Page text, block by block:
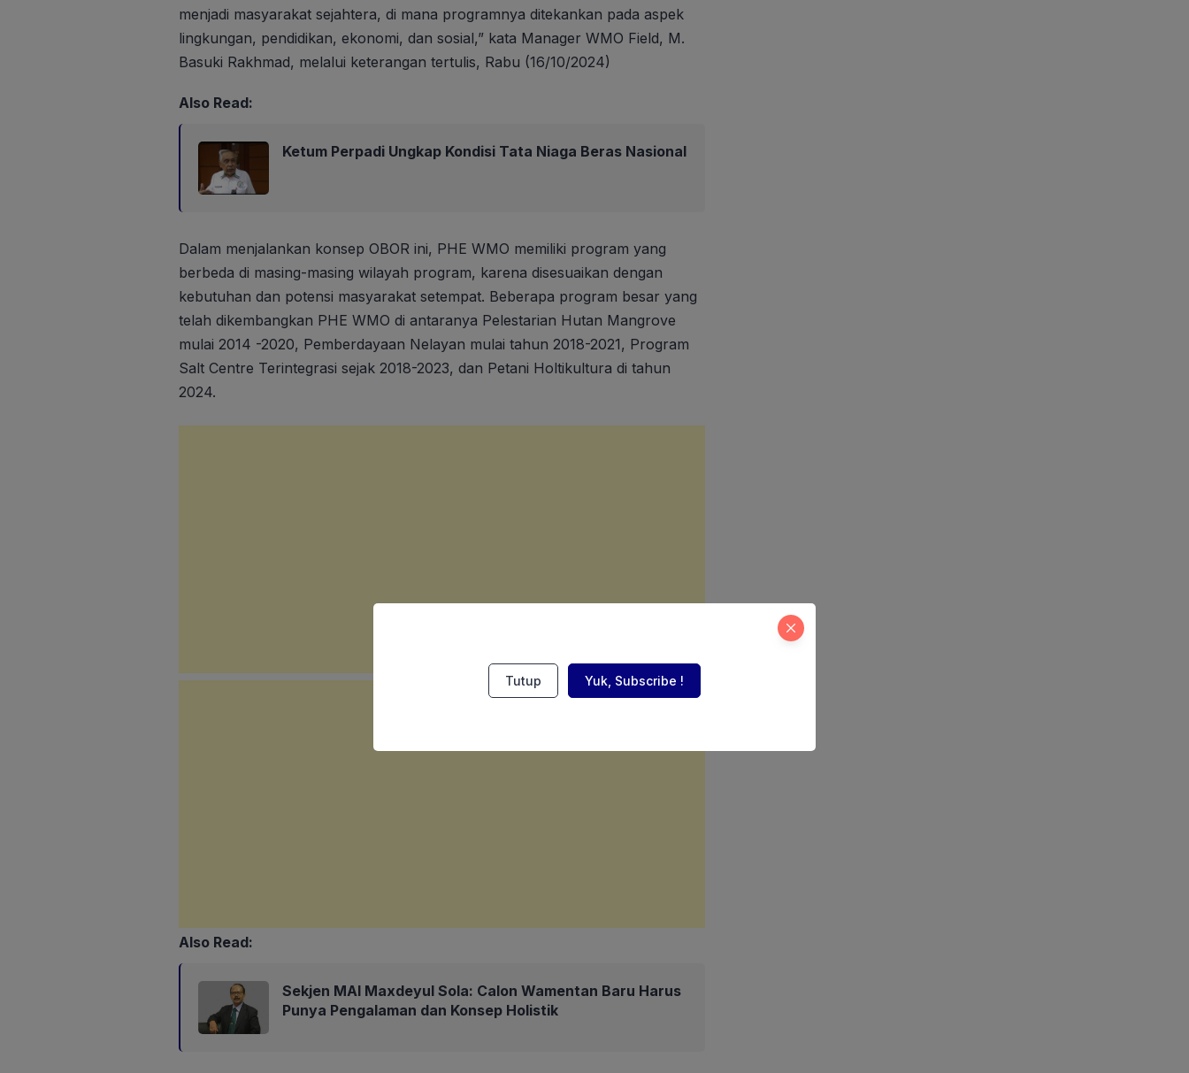
menjadi masyarakat sejahtera, di mana programnya ditekankan pada aspek
lingkungan, pendidikan, ekonomi, dan sosial,” kata Manager WMO Field, M.
Basuki Rakhmad, melalui keterangan tertulis, Rabu (16/10/2024)
Also Read:
Ketum Perpadi Ungkap Kondisi Tata Niaga Beras Nasional
Dalam menjalankan konsep OBOR ini, PHE WMO memiliki program yang
berbeda di masing-masing wilayah program, karena disesuaikan dengan
kebutuhan dan potensi masyarakat setempat. Beberapa program besar yang
telah dikembangkan PHE WMO di antaranya Pelestarian Hutan Mangrove
mulai 2014 -2020, Pemberdayaan Nelayan mulai tahun 2018-2021, Program
Salt Centre Terintegrasi sejak 2018-2023, dan Petani Holtikultura di tahun
2024.
Also Read:
Sekjen MAI Maxdeyul Sola: Calon Wamentan Baru Harus
Punya Pengalaman dan Konsep Holistik
Tutup Yuk, Subscribe !